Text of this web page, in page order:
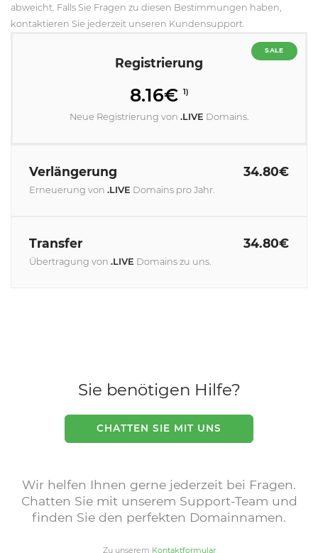
abweicht. Falls Sie Fragen zu diesen Bestimmungen haben,
kontaktieren Sie jederzeit unseren Kundensupport.
SALE
Registrierung
8.16€ 1)
Neue Registrierung von .LIVE Domains.
Verlängerung 34.80€
Erneuerung von .LIVE Domains pro Jahr.
Transfer 34.80€
Übertragung von .LIVE Domains zu uns.
Sie benötigen Hilfe?
CHATTEN SIE MIT UNS
Wir helfen Ihnen gerne jederzeit bei Fragen.
Chatten Sie mit unserem Support-Team und
finden Sie den perfekten Domainnamen.
Zu unserem Kontaktformular